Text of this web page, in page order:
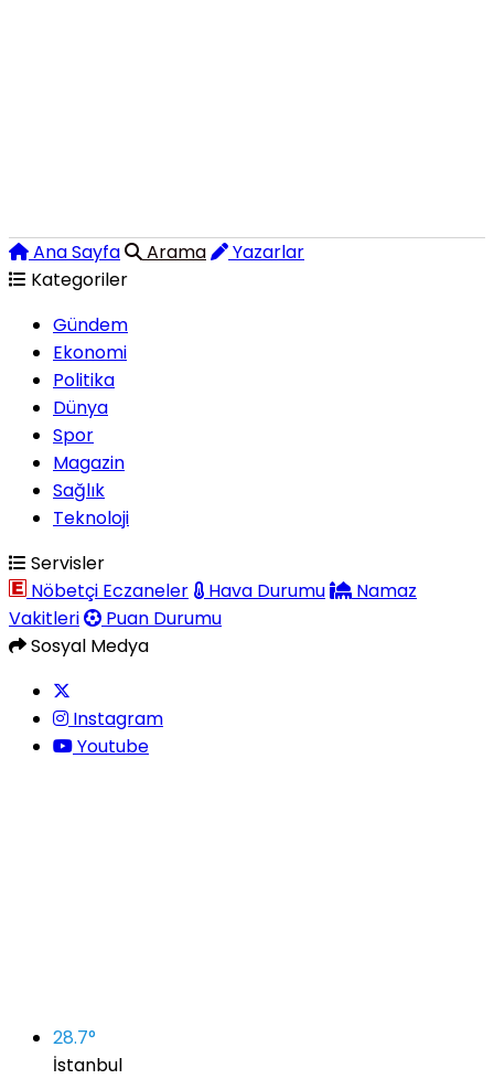
Ana Sayfa Arama
Yazarlar
Kategoriler
Gündem
Ekonomi
Politika
Dünya
Spor
Magazin
Sağlık
Teknoloji
Servisler
Nöbetçi Eczaneler
Hava Durumu
Namaz
Vakitleri
Puan Durumu
Sosyal Medya
Instagram
Youtube
28.7°
İstanbul